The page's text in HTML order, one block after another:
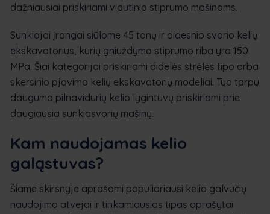
dažniausiai priskiriami vidutinio stiprumo mašinoms.
Sunkiajai įrangai siūlome 45 tonų ir didesnio svorio kelių
ekskavatorius, kurių gniuždymo stiprumo riba yra 150
MPa. Šiai kategorijai priskiriami didelės strėlės tipo arba
skersinio pjovimo kelių ekskavatorių modeliai. Tuo tarpu
dauguma pilnavidurių kelio lygintuvų priskiriami prie
daugiausia sunkiasvorių mašinų.
Kam naudojamas kelio
galąstuvas?
Šiame skirsnyje aprašomi populiariausi kelio galvučių
naudojimo atvejai ir tinkamiausias tipas aprašytai